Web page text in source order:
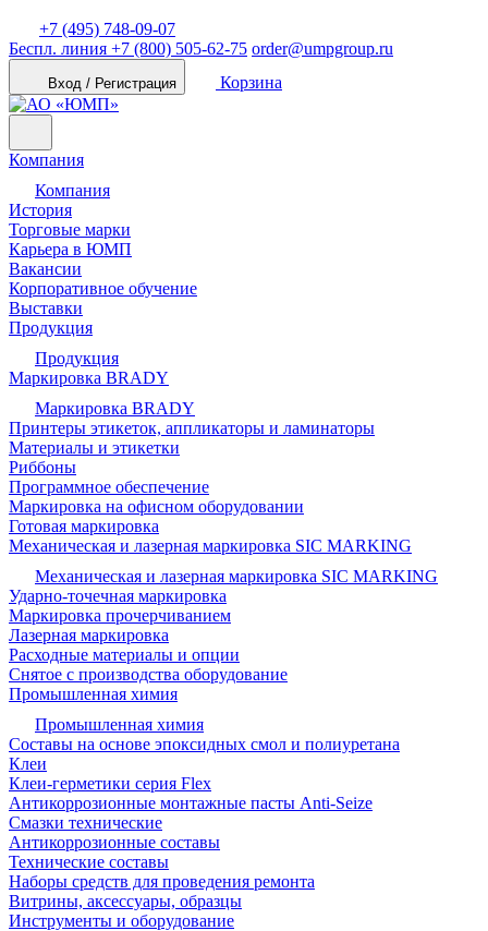
+7 (495) 748-09-07
Беспл. линия +7 (800) 505-62-75 order@umpgroup.ru
Вход / Регистрация Корзина
Компания
Компания
История
Торговые марки
Карьера в ЮМП
Вакансии
Корпоративное обучение
Выставки
Продукция
Продукция
Маркировка BRADY
Маркировка BRADY
Принтеры этикеток, аппликаторы и ламинаторы
Материалы и этикетки
Риббоны
Программное обеспечение
Маркировка на офисном оборудовании
Готовая маркировка
Механическая и лазерная маркировка SIC MARKING
Механическая и лазерная маркировка SIC MARKING
Ударно-точечная маркировка
Маркировка прочерчиванием
Лазерная маркировка
Расходные материалы и опции
Снятое с производства оборудование
Промышленная химия
Промышленная химия
Составы на основе эпоксидных смол и полиуретана
Клеи
Клеи-герметики серия Flex
Антикоррозионные монтажные пасты Anti-Seize
Смазки технические
Антикоррозионные составы
Технические составы
Наборы средств для проведения ремонта
Витрины, аксессуары, образцы
Инструменты и оборудование